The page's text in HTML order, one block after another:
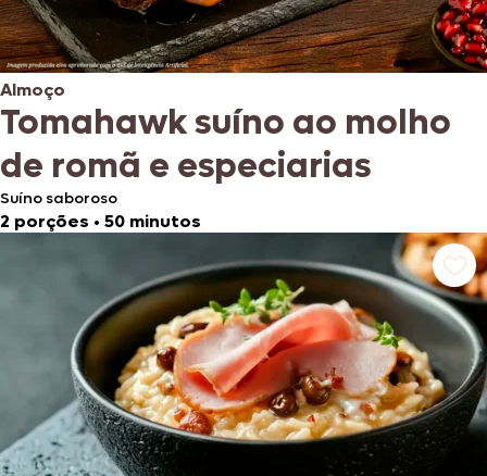
Almoço
Tomahawk suíno ao molho
de romã e especiarias
Suíno saboroso
2 porções • 50 minutos